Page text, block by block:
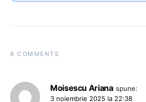
8 COMMENTS
Moisescu Ariana spune:
3 noiembrie 2025 la 22:38